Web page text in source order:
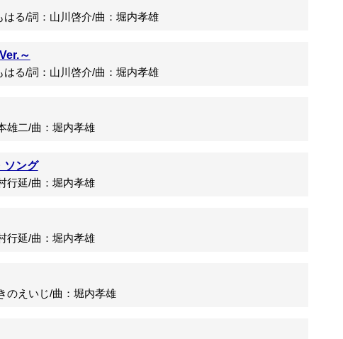
る/詞：山川啓介/曲：堀内孝雄
～
る/詞：山川啓介/曲：堀内孝雄
二/曲：堀内孝雄
ソング
延/曲：堀内孝雄
延/曲：堀内孝雄
えいじ/曲：堀内孝雄